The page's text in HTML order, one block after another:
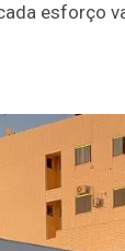
esforço